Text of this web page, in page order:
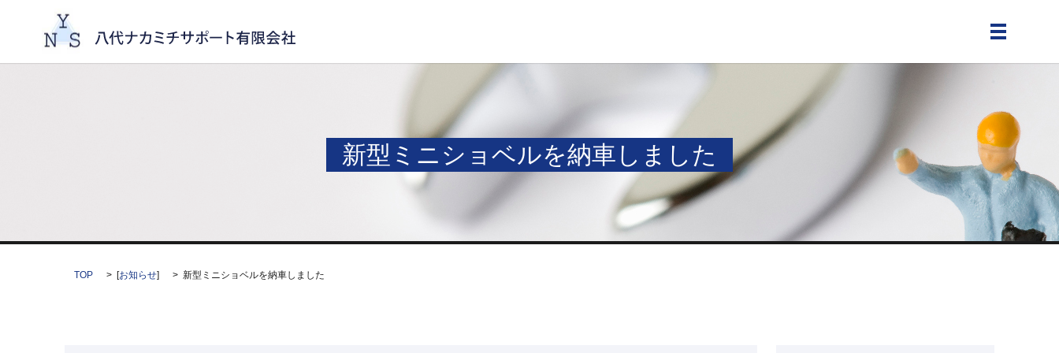
メニュー
新型ミニショベルを納車しました
TOP [お知らせ] 新型ミニショベルを納車しました